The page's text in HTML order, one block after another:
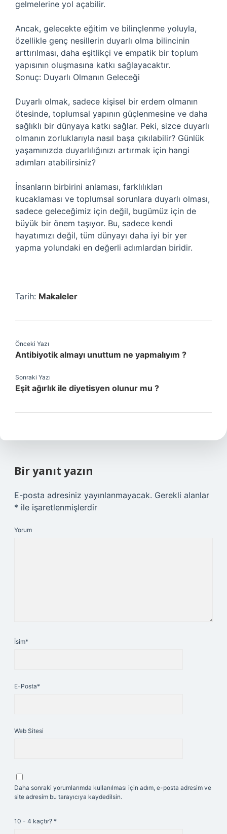
gelmelerine yol açabilir.
Ancak, gelecekte eğitim ve bilinçlenme yoluyla,
özellikle genç nesillerin duyarlı olma bilincinin
arttırılması, daha eşitlikçi ve empatik bir toplum
yapısının oluşmasına katkı sağlayacaktır.
Sonuç: Duyarlı Olmanın Geleceği
Duyarlı olmak, sadece kişisel bir erdem olmanın
ötesinde, toplumsal yapının güçlenmesine ve daha
sağlıklı bir dünyaya katkı sağlar. Peki, sizce duyarlı
olmanın zorluklarıyla nasıl başa çıkılabilir? Günlük
yaşamınızda duyarlılığınızı artırmak için hangi
adımları atabilirsiniz?
İnsanların birbirini anlaması, farklılıkları
kucaklaması ve toplumsal sorunlara duyarlı olması,
sadece geleceğimiz için değil, bugümüz için de
büyük bir önem taşıyor. Bu, sadece kendi
hayatımızı değil, tüm dünyayı daha iyi bir yer
yapma yolundaki en değerli adımlardan biridir.
Tarih: Makaleler
Önceki Yazı
Antibiyotik almayı unuttum ne yapmalıyım ?
Sonraki Yazı
Eşit ağırlık ile diyetisyen olunur mu ?
Bir yanıt yazın
E-posta adresiniz yayınlanmayacak. Gerekli alanlar
* ile işaretlenmişlerdir
Yorum
İsim*
E-Posta*
Web Sitesi
Daha sonraki yorumlarımda kullanılması için adım, e-posta adresim ve
site adresim bu tarayıcıya kaydedilsin.
10 - 4 kaçtır? *